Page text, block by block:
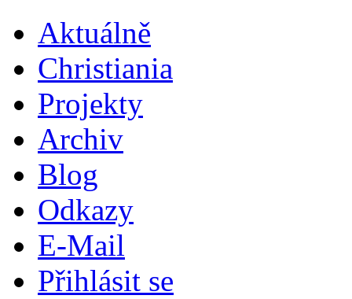
Aktuálně
Christiania
Projekty
Archiv
Blog
Odkazy
E-Mail
Přihlásit se